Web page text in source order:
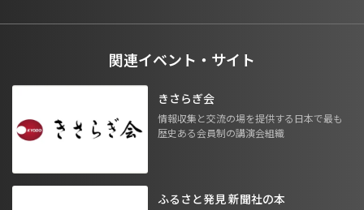
関連イベント・サイト
きさらぎ会
情報収集と交流の場を提供する日本で最も
歴史ある会員制の講演会組織
ふるさと発見 新聞社の本